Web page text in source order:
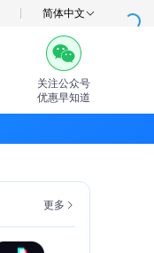
简体中文
关注公众号
优惠早知道
更多